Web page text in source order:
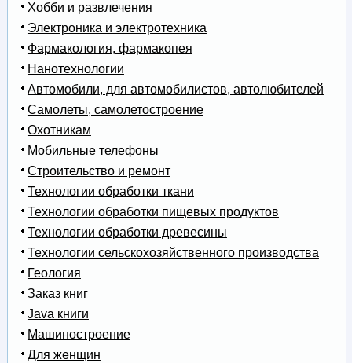
Хобби и развлечения
Электроника и электротехника
Фармакология, фармакопея
Нанотехнологии
Автомобили, для автомобилистов, автолюбителей
Самолеты, самолетостроение
Охотникам
Мобильные телефоны
Строительство и ремонт
Технологии обработки ткани
Технологии обработки пищевых продуктов
Технологии обработки древесины
Технологии сельскохозяйственного производства
Геология
Заказ книг
Java книги
Машиностроение
Для женщин